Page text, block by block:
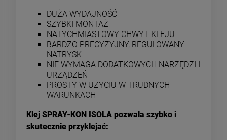
DUŻA WYDAJNOŚĆ
SZYBKI MONTAŻ
NATYCHMIASTOWY CHWYT KLEJU
BARDZO PRECYZYJNY, REGULOWANY
NATRYSK
NIE WYMAGA DODATKOWYCH NARZĘDZI I
URZĄDZEŃ
PROSTY W UŻYCIU W TRUDNYCH
WARUNKACH
Klej SPRAY-KON ISOLA pozwala szybko i
skutecznie przyklejać: